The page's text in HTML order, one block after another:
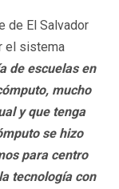
de El Salvador
el sistema
de escuelas en
mucho
y que tenga
se hizo
para centro
tecnología con